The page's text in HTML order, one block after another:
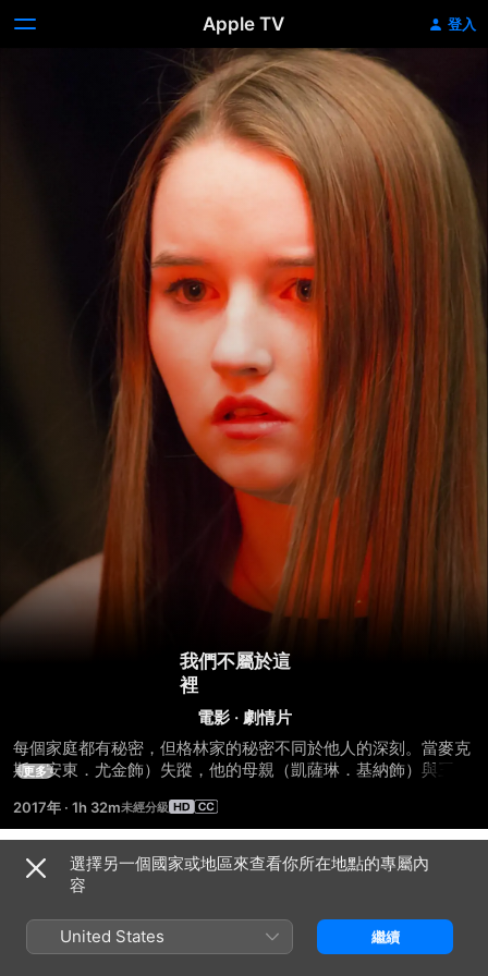
Apple TV 登入
我們不屬於這
裡
電影 · 劇情片
每個家庭都有秘密，但格林家的秘密不同於他人的深刻。當麥克
斯（安東．尤金飾）失蹤，他的母親（凱薩琳．基納飾）與三個
的黑暗過去，不只糾纏格林家的唯一兄弟。
更多
2017年 · 1h 32m
預告片
選擇另一個國家或地區來查看你所在地點的專屬內
容
United States 繼續